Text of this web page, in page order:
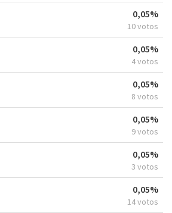
0,05%
10 votos
0,05%
4 votos
0,05%
8 votos
0,05%
9 votos
0,05%
3 votos
0,05%
14 votos